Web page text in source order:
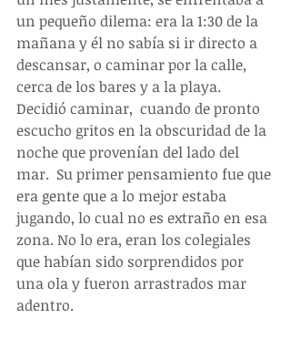
un pequeño dilema: era la 1:30 de la
mañana y él no sabía si ir directo a
descansar, o caminar por la calle,
cerca de los bares y a la playa.
Decidió caminar,  cuando de pronto
escucho gritos en la obscuridad de la
noche que provenían del lado del
mar.  Su primer pensamiento fue que
era gente que a lo mejor estaba
jugando, lo cual no es extraño en esa
zona. No lo era, eran los colegiales
que habían sido sorprendidos por
una ola y fueron arrastrados mar
adentro.